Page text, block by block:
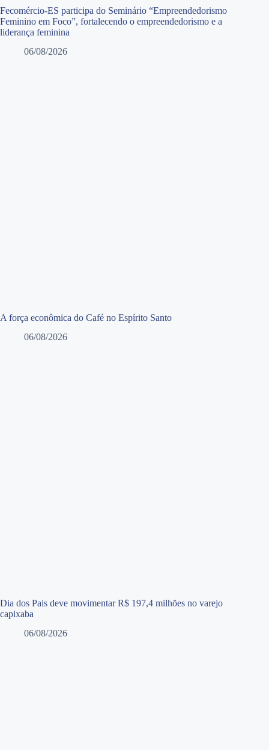
Fecomércio-ES participa do Seminário “Empreendedorismo
Feminino em Foco”, fortalecendo o empreendedorismo e a
liderança feminina
06/08/2026
A força econômica do Café no Espírito Santo
06/08/2026
Dia dos Pais deve movimentar R$ 197,4 milhões no varejo
capixaba
06/08/2026